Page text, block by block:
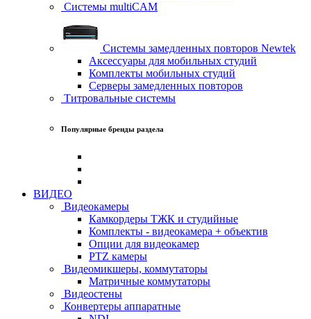
Системы multiCAM
Системы замедленных повторов Newtek
Аксессуары для мобильных студий
Комплекты мобильных студий
Серверы замедленных повторов
Титровальные системы
Популярные бренды раздела
ВИДЕО
Видеокамеры
Камкордеры ТЖК и студийные
Комплекты - видеокамера + объектив
Опции для видеокамер
PTZ камеры
Видеомикшеры, коммутаторы
Матричные коммутаторы
Видеостены
Конвертеры аппаратные